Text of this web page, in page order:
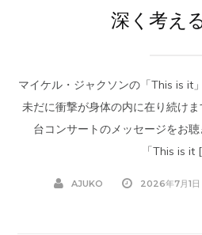
深く考え
マイケル・ジャクソンの「This is it
未だに衝撃が身体の内に在り続け
台コンサートのメッセージをお
「This is it
AJUKO 2026年7月1